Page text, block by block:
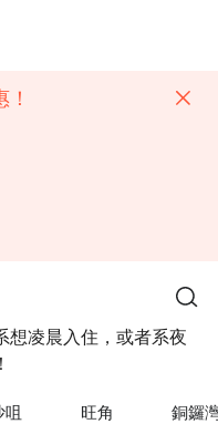
想凌晨入住，或者系夜
咀 旺角 銅鑼